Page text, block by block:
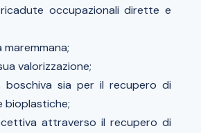
occupazionali dirette e
valorizzazione;
boschiva sia per il recupero di
bioplastiche;
attraverso il recupero di